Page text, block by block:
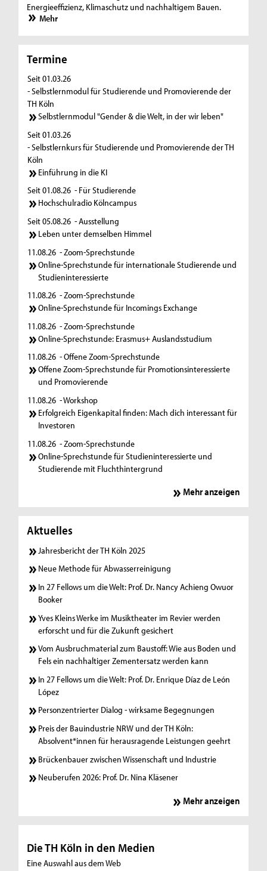
Energieeffizienz, Klimaschutz und nachhaltigem Bauen.
Mehr
Termine
Seit 01.03.26
- Selbstlernmodul für Studierende und Promovierende der
TH Köln
Selbstlernmodul "Gender & die Welt, in der wir leben"
Seit 01.03.26
- Selbstlernkurs für Studierende und Promovierende der TH
Köln
Einführung in die KI
Seit 01.08.26 - Für Studierende
Hochschulradio Kölncampus
Seit 05.08.26 - Ausstellung
Leben unter demselben Himmel
11.08.26 - Zoom-Sprechstunde
Online-Sprechstunde für internationale Studierende und
Studieninteressierte
11.08.26 - Zoom-Sprechstunde
Online-Sprechstunde für Incomings Exchange
11.08.26 - Zoom-Sprechstunde
Online-Sprechstunde: Erasmus+ Auslandsstudium
11.08.26 - Offene Zoom-Sprechstunde
Offene Zoom-Sprechstunde für Promotionsinteressierte
und Promovierende
11.08.26 - Workshop
Erfolgreich Eigenkapital finden: Mach dich interessant für
Investoren
11.08.26 - Zoom-Sprechstunde
Online-Sprechstunde für Studieninteressierte und
Studierende mit Fluchthintergrund
Mehr anzeigen
Aktuelles
Jahresbericht der TH Köln 2025
Neue Methode für Abwasserreinigung
In 27 Fellows um die Welt: Prof. Dr. Nancy Achieng Owuor
Booker
Yves Kleins Werke im Musiktheater im Revier werden
erforscht und für die Zukunft gesichert
Vom Ausbruchmaterial zum Baustoff: Wie aus Boden und
Fels ein nachhaltiger Zementersatz werden kann
In 27 Fellows um die Welt: Prof. Dr. Enrique Díaz de León
López
Personzentrierter Dialog - wirksame Begegnungen
Preis der Bauindustrie NRW und der TH Köln:
Absolvent*innen für herausragende Leistungen geehrt
Brückenbauer zwischen Wissenschaft und Industrie
Neuberufen 2026: Prof. Dr. Nina Kläsener
Mehr anzeigen
Die TH Köln in den Medien
Eine Auswahl aus dem Web